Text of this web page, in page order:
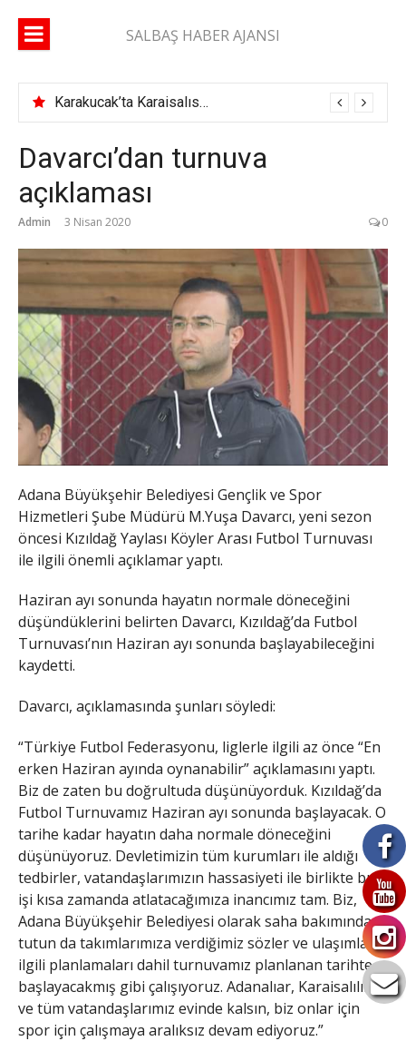
SALBAŞ HABER AJANSI
Karakucak’ta Karaisalıspor fırtınası
Davarcı’dan turnuva
açıklaması
Admin 3 Nisan 2020 0
Adana Büyükşehir Belediyesi Gençlik ve Spor
Hizmetleri Şube Müdürü M.Yuşa Davarcı, yeni sezon
öncesi Kızıldağ Yaylası Köyler Arası Futbol Turnuvası
ile ilgili önemli açıklamar yaptı.
Haziran ayı sonunda hayatın normale döneceğini
düşündüklerini belirten Davarcı, Kızıldağ’da Futbol
Turnuvası’nın Haziran ayı sonunda başlayabileceğini
kaydetti.
Davarcı, açıklamasında şunları söyledi:
“Türkiye Futbol Federasyonu, liglerle ilgili az önce “En
erken Haziran ayında oynanabilir” açıklamasını yaptı.
Biz de zaten bu doğrultuda düşünüyorduk. Kızıldağ’da
Futbol Turnuvamız Haziran ayı sonunda başlayacak. O
tarihe kadar hayatın daha normale döneceğini
düşünüyoruz. Devletimizin tüm kurumları ile aldığı
tedbirler, vatandaşlarımızın hassasiyeti ile birlikte bu
işi kısa zamanda atlatacağımıza inancımız tam. Biz,
Adana Büyükşehir Belediyesi olarak saha bakımından
tutun da takımlarımıza verdiğimiz sözler ve ulaşımla
ilgili planlamaları dahil turnuvamız planlanan tarihte
başlayacakmış gibi çalışıyoruz. Adanalıar, Karaisalılılar
ve tüm vatandaşlarımız evinde kalsın, biz onlar için
spor için çalışmaya aralıksız devam ediyoruz.”